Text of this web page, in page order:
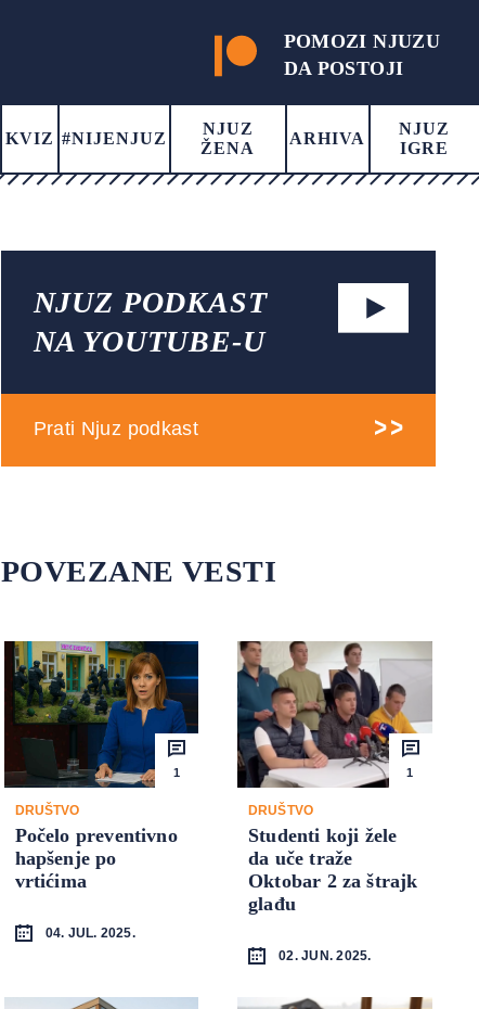
POMOZI NJUZU
DA POSTOJI
KVIZ #NIJENJUZ
NJUZ
ŽENA
ARHIVA
NJUZ
IGRE
NJUZ PODKAST
NA YOUTUBE-U
Prati Njuz podkast
POVEZANE VESTI
1
DRUŠTVO
Počelo preventivno
hapšenje po
vrtićima
04. JUL. 2025.
1
DRUŠTVO
Studenti koji žele
da uče traže
Oktobar 2 za štrajk
glađu
02. JUN. 2025.